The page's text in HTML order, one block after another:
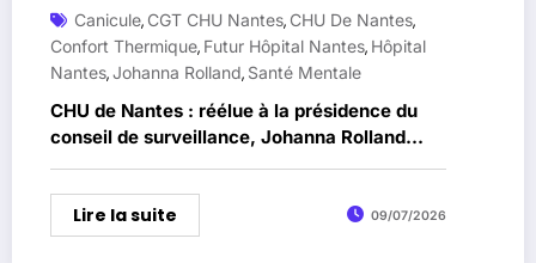
Canicule, CGT CHU Nantes, CHU De Nantes,
Confort Thermique, Futur Hôpital Nantes, Hôpital
Nantes,Johanna Rolland, Santé Mentale
CHU de Nantes : réélue à la présidence du
conseil de surveillance, Johanna Rolland
défend un débat “basé sur des faits”
Lire la suite 09/07/2026